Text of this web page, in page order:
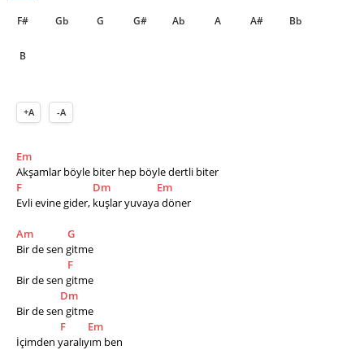
F# Gb G G# Ab A A# Bb
B
+A -A
Em
Akşamlar böyle biter hep böyle dertli biter
F
Dm
Em
Evli evine gider, kuşlar yuvaya döner
Am
G
Bir de sen gitme
F
Bir de sen gitme
Dm
Bir de sen gitme
F
Em
İçimden yaralıyım ben